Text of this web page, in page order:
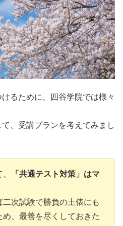
るために、四谷学院では様々
、受講プランを考えてみまし
「共通テスト対策」はマ
次試験で勝負の土俵にも
、最善を尽くしておきた